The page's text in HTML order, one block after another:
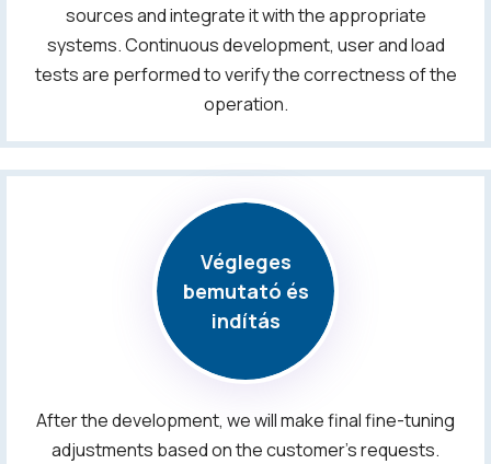
sources and integrate it with the appropriate
systems. Continuous development, user and load
tests are performed to verify the correctness of the
operation.
Végleges
bemutató és
indítás
After the development, we will make final fine-tuning
adjustments based on the customer's requests.